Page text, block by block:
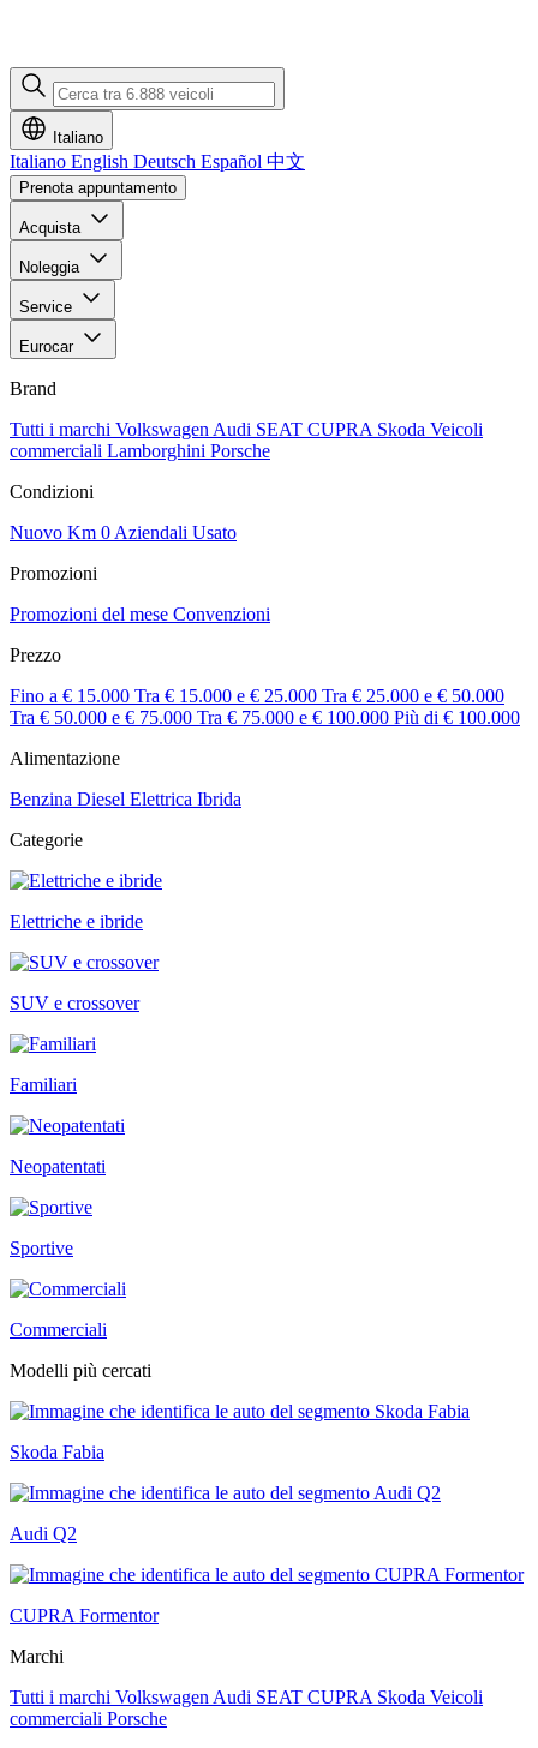
Italiano
Italiano English Deutsch Español 中文
Prenota appuntamento
Acquista
Noleggia
Service
Eurocar
Brand
Tutti i marchi Volkswagen Audi SEAT CUPRA Skoda Veicoli
commerciali Lamborghini Porsche
Condizioni
Nuovo Km 0 Aziendali Usato
Promozioni
Promozioni del mese Convenzioni
Prezzo
Fino a € 15.000 Tra € 15.000 e € 25.000 Tra € 25.000 e € 50.000
Tra € 50.000 e € 75.000 Tra € 75.000 e € 100.000 Più di € 100.000
Alimentazione
Benzina Diesel Elettrica Ibrida
Categorie
Elettriche e ibride
SUV e crossover
Familiari
Neopatentati
Sportive
Commerciali
Modelli più cercati
Skoda Fabia
Audi Q2
CUPRA Formentor
Marchi
Tutti i marchi Volkswagen Audi SEAT CUPRA Skoda Veicoli
commerciali Porsche